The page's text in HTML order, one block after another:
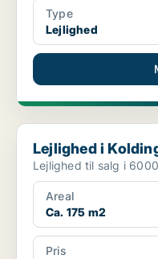
Type
Lejlighed
Lejlighed i Kolding
Lejlighed i
Areal
Ca. 175 m2
Pris